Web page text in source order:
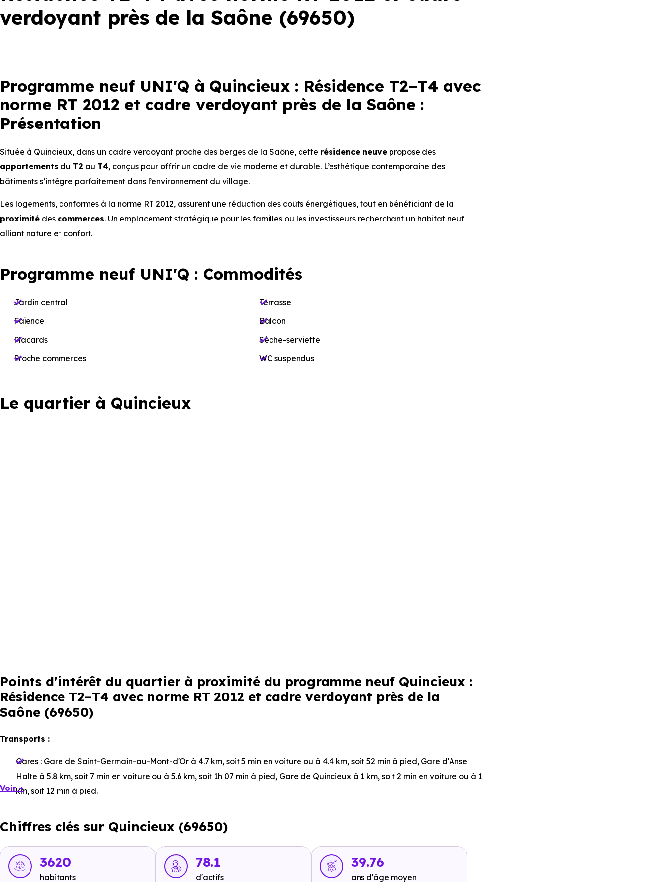
verdoyant près de la Saône (69650)
Programme neuf UNI'Q à Quincieux : Résidence T2–T4 avec
norme RT 2012 et cadre verdoyant près de la Saône :
Présentation
Située à Quincieux, dans un cadre verdoyant proche des berges de la Saône, cette résidence neuve propose des
appartements du T2 au T4, conçus pour offrir un cadre de vie moderne et durable. L’esthétique contemporaine des
bâtiments s’intègre parfaitement dans l’environnement du village.
Les logements, conformes à la norme RT 2012, assurent une réduction des coûts énergétiques, tout en bénéficiant de la
proximité des commerces. Un emplacement stratégique pour les familles ou les investisseurs recherchant un habitat neuf
alliant nature et confort.
Programme neuf UNI'Q : Commodités
Jardin central
Faïence
Placards
Proche commerces
Terrasse
Balcon
Sèche-serviette
WC suspendus
Le quartier à Quincieux
Points d'intérêt du quartier à proximité du programme neuf Quincieux :
Résidence T2–T4 avec norme RT 2012 et cadre verdoyant près de la
Saône (69650)
Transports :
Gares : Gare de Saint-Germain-au-Mont-d'Or à 4.7 km, soit 5 min en voiture ou à 4.4 km, soit 52 min à pied, Gare d'Anse
Halte à 5.8 km, soit 7 min en voiture ou à 5.6 km, soit 1h 07 min à pied, Gare de Quincieux à 1 km, soit 2 min en voiture ou à 1
km, soit 12 min à pied.
Boulodromeà 224 m, soit 0 min en voiture ou à 224 m, soit 3 min à pied
Tramway :non disponible
Métro :non disponible
Voir +
Chiffres clés sur Quincieux (69650)
3620
habitants
78.1
d'actifs
39.76
ans d'âge moyen